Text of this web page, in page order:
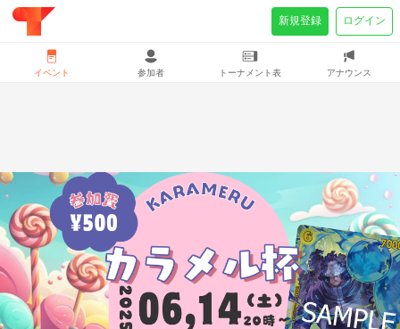
イベント 参加者 トーナメント表 アナウンス
新規登録 ログイン